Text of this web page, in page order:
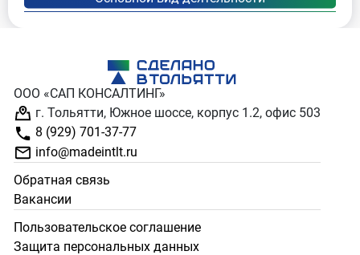
ООО «САП КОНСАЛТИНГ»
г. Тольятти, Южное шоссе, корпус 1.2, офис 503
8 (929) 701-37-77
info@madeintlt.ru
Обратная связь
Вакансии
Пользовательское соглашение
Защита персональных данных